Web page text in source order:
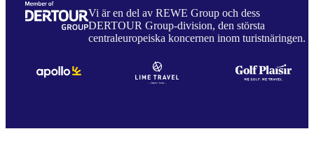
Vi är en del av REWE Group och dess
DERTOUR Group-division, den största
centraleuropeiska koncernen inom turistnäringen.